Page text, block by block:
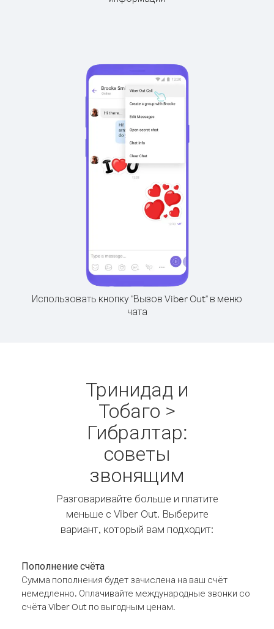
Использовать кнопку "Вызов Viber Out" в меню
чата
Тринидад и
Тобаго >
Гибралтар:
советы
звонящим
Разговаривайте больше и платите
меньше с Viber Out. Выберите
вариант, который вам подходит:
Пополнение счёта
Сумма пополнения будет зачислена на ваш счёт
немедленно. Оплачивайте международные звонки со
счёта Viber Out по выгодным ценам.